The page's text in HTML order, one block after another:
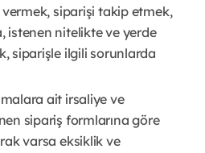
vermek, siparişi takip etmek,
istenen nitelikte ve yerde
siparişle ilgili sorunlarda
ait irsaliye ve
sipariş formlarına göre
varsa eksiklik ve